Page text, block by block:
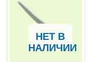
НЕТ В
НАЛИЧИИ